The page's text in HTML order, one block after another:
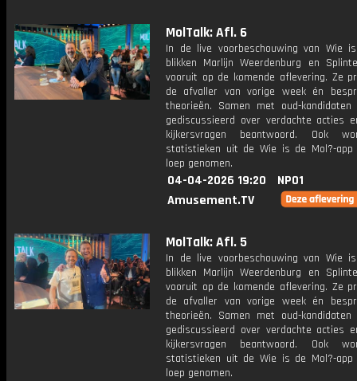
MolTalk: Afl. 6
In de live voorbeschouwing van Wie
blikken Marlijn Weerdenburg en
vooruit op de komende aflevering. Ze
de afvaller van vorige week én
theorieën. Samen met oud-
gediscussieerd over verdachte acties
kijkersvragen beantwoord. Ook
statistieken uit de Wie is de Mol?-app
loep genomen.
04-04-2026 19:20
NPO1
Amusement.TV
MolTalk: Afl. 5
In de live voorbeschouwing van Wie
blikken Marlijn Weerdenburg en
vooruit op de komende aflevering. Ze
de afvaller van vorige week én
theorieën. Samen met oud-
gediscussieerd over verdachte acties
kijkersvragen beantwoord. Ook
statistieken uit de Wie is de Mol?-app
loep genomen.